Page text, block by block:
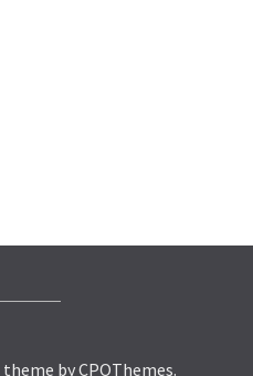
theme by CPOThemes.